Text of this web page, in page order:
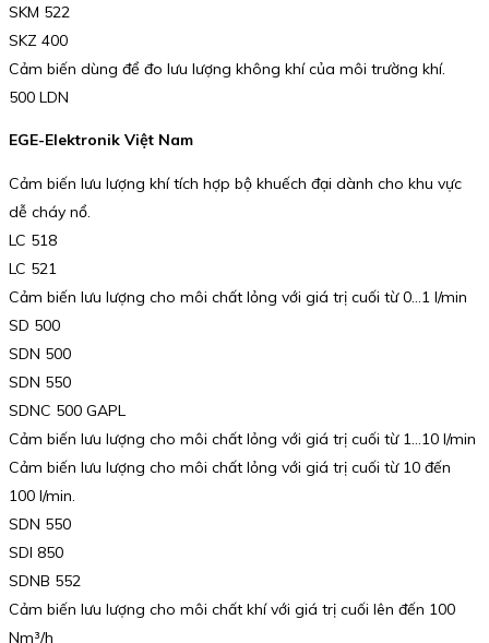
SKM 522
SKZ 400
Cảm biến dùng để đo lưu lượng không khí của môi trường khí.
500 LDN
EGE-Elektronik Việt Nam
Cảm biến lưu lượng khí tích hợp bộ khuếch đại dành cho khu vực
dễ cháy nổ.
LC 518
LC 521
Cảm biến lưu lượng cho môi chất lỏng với giá trị cuối từ 0…1 l/min
SD 500
SDN 500
SDN 550
SDNC 500 GAPL
Cảm biến lưu lượng cho môi chất lỏng với giá trị cuối từ 1…10 l/min
Cảm biến lưu lượng cho môi chất lỏng với giá trị cuối từ 10 đến
100 l/min.
SDN 550
SDI 850
SDNB 552
Cảm biến lưu lượng cho môi chất khí với giá trị cuối lên đến 100
Nm³/h